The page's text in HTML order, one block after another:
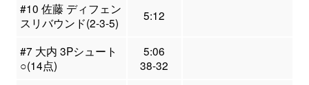
#10 佐藤 ディフェン
スリバウンド(2-3-5)
5:12
#7 大内 3Pシュート
○(14点)
5:06
38-32